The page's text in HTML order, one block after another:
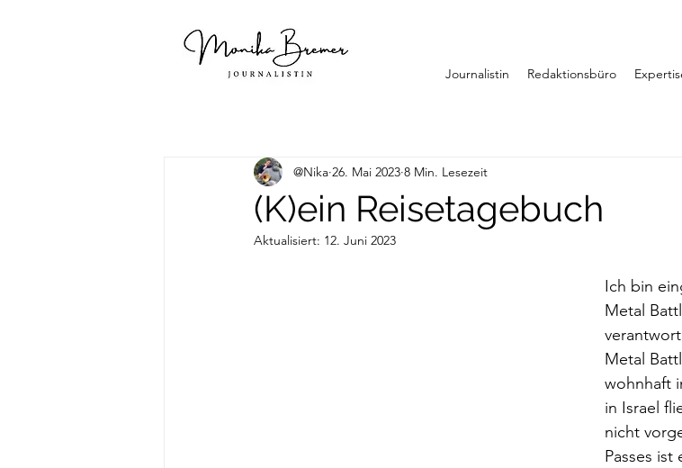
Journalistin Redaktionsbüro
(K)ein Reisetagebuch
@Nika 26. Mai 2023 8 Min. Lesezeit
Aktualisiert: 12. Juni 2023
Ich bin
Metal
Metal
wohnhaft
in Israel
nicht
Passes